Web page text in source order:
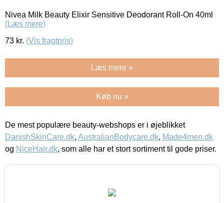
Nivea Milk Beauty Elixir Sensitive Deodorant Roll-On 40ml
(Læs mere)
73 kr. (Vis fragtpris)
Læs mere »
Køb nu »
De mest populære beauty-webshops er i øjeblikket
DanishSkinCare.dk, AustralianBodycare.dk, Made4men.dk
og NiceHair.dk, som alle har et stort sortiment til gode priser.